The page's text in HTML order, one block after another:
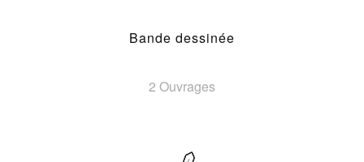
Bande dessinée
2 Ouvrages